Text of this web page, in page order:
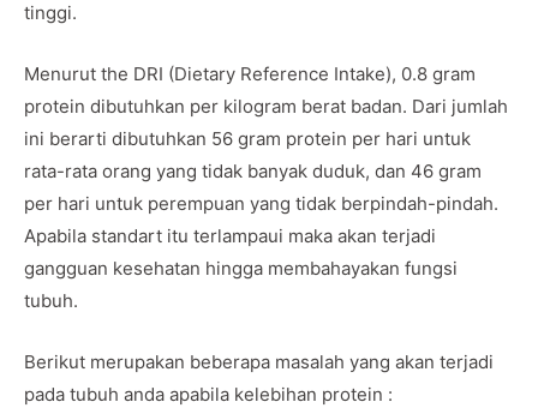
tinggi.
Menurut the DRI (Dietary Reference Intake), 0.8 gram
protein dibutuhkan per kilogram berat badan. Dari jumlah
ini berarti dibutuhkan 56 gram protein per hari untuk
rata-rata orang yang tidak banyak duduk, dan 46 gram
per hari untuk perempuan yang tidak berpindah-pindah.
Apabila standart itu terlampaui maka akan terjadi
gangguan kesehatan hingga membahayakan fungsi
tubuh.
Berikut merupakan beberapa masalah yang akan terjadi
pada tubuh anda apabila kelebihan protein :